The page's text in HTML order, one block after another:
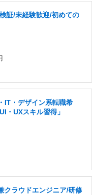
証/未経験歓迎/初めての
IT・デザイン系転職希
・UXスキル習得」
クラウドエンジニア/研修